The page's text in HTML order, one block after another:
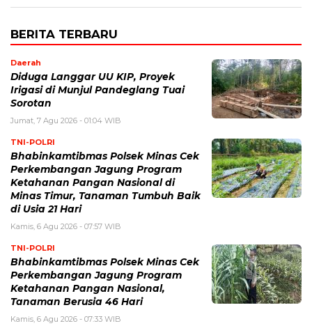
BERITA TERBARU
Daerah
Diduga Langgar UU KIP, Proyek
Irigasi di Munjul Pandeglang Tuai
Sorotan
Jumat, 7 Agu 2026 - 01:04 WIB
TNI-POLRI
Bhabinkamtibmas Polsek Minas Cek
Perkembangan Jagung Program
Ketahanan Pangan Nasional di
Minas Timur, Tanaman Tumbuh Baik
di Usia 21 Hari
Kamis, 6 Agu 2026 - 07:57 WIB
TNI-POLRI
Bhabinkamtibmas Polsek Minas Cek
Perkembangan Jagung Program
Ketahanan Pangan Nasional,
Tanaman Berusia 46 Hari
Kamis, 6 Agu 2026 - 07:33 WIB